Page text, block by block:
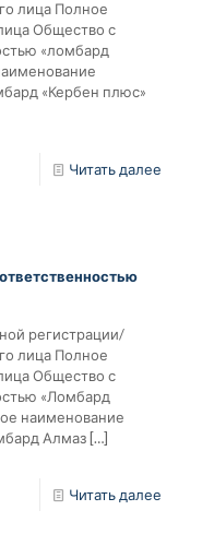
лица Полное
Общество с
«ломбард
«Кербен плюс»
Читать далее
регистрации/
лица Полное
Общество с
«Ломбард
наименование
Алмаз[…]
Читать далее